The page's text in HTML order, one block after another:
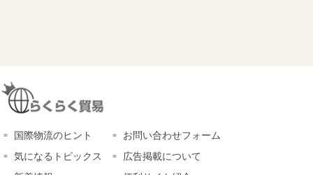
国際物流のヒント
気になるトピックス
お問い合わせフォーム
広告掲載について